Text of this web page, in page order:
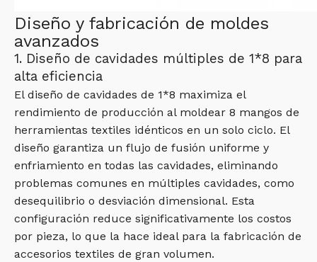
Diseño y fabricación de moldes
avanzados
1. Diseño de cavidades múltiples de 1*8 para
alta eficiencia
El diseño de cavidades de 1*8 maximiza el
rendimiento de producción al moldear 8 mangos de
herramientas textiles idénticos en un solo ciclo. El
diseño garantiza un flujo de fusión uniforme y
enfriamiento en todas las cavidades, eliminando
problemas comunes en múltiples cavidades, como
desequilibrio o desviación dimensional. Esta
configuración reduce significativamente los costos
por pieza, lo que la hace ideal para la fabricación de
accesorios textiles de gran volumen.